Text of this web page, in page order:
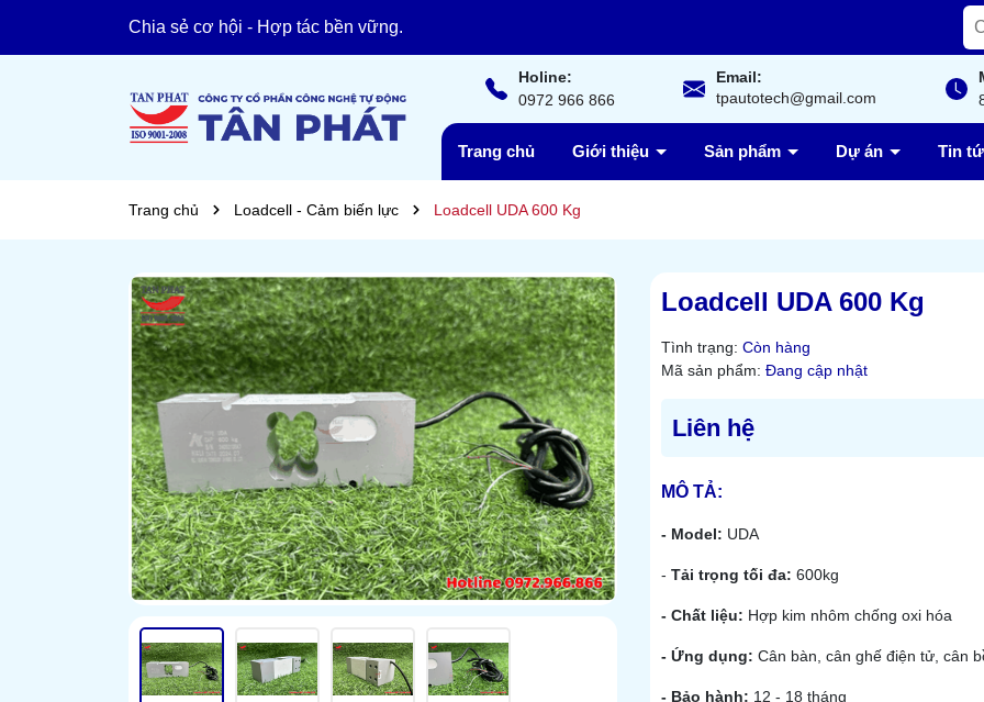
TÂN PHÁT XIN CHÀO!
Chia sẻ cơ hội - Hợp tác bền vững.
Holine:
0972 966 866
Email:
tpautotech@gmail.com
Trang chủ Giới thiệu Sản phẩm Dự án Tin
Trang chủ Loadcell - Cảm biến lực Loadcell UDA 600 Kg
Loadcell UDA 600 Kg
Tình trạng: Còn hàng
Mã sản phẩm: Đang cập nhật
Liên hệ
MÔ TẢ:
- Model: UDA
- Tải trọng tối đa: 600kg
- Chất liệu: Hợp kim nhôm chống oxi hóa
- Ứng dụng: Cân bàn, cân ghế điện tử, cân
- Bảo hành: 12 - 18 tháng